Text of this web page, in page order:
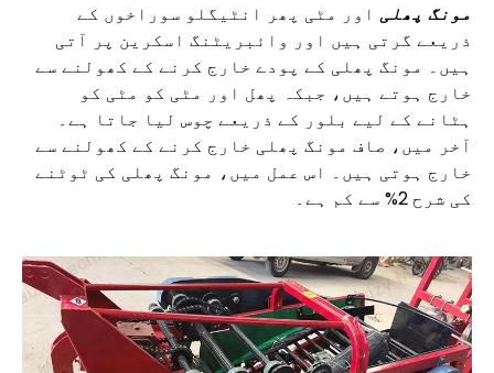
مونگ پھلی اور مٹی پھر انٹیگلو سوراخوں کے
ذریعے گرتی ہیں اور وائبریٹنگ اسکرین پر آتی
ہیں۔ مونگ پھلی کے پودے خارج کرنے کے کھولنے سے
خارج ہوتے ہیں، جبکہ پھل اور مٹی کو مٹی کو
ہٹانے کے لیے بلور کے ذریعے چوس لیا جاتا ہے۔
آخر میں، صاف مونگ پھلی خارج کرنے کے کھولنے سے
خارج ہوتی ہیں۔ اس عمل میں، مونگ پھلی کی ٹوٹنے
کی شرح 2% سے کم ہے۔